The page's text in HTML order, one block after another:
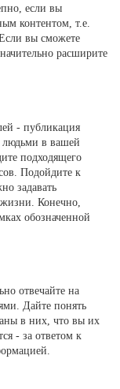
если вы
контентом, т.е.
вы сможете
расширите
- публикация
людьми в вашей
подходящего
Подойдите к
задавать
Конечно,
обозначенной
отвечайте на
Дайте понять
в них, что вы их
- за ответом к